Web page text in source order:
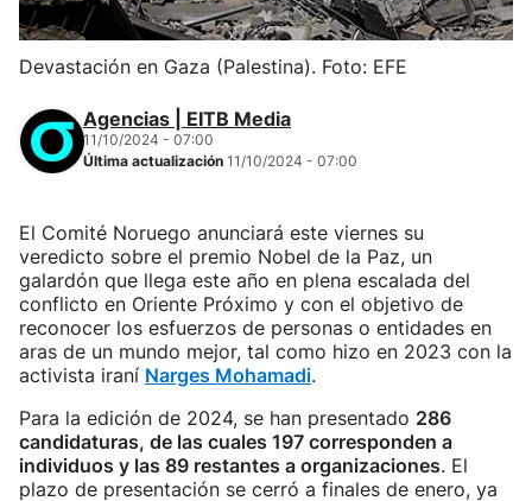
Devastación en Gaza (Palestina). Foto: EFE
Agencias | EITB Media
11/10/2024 - 07:00
Última actualización 11/10/2024 - 07:00
El Comité Noruego anunciará este viernes su
veredicto sobre el premio Nobel de la Paz, un
galardón que llega este año en plena escalada del
conflicto en Oriente Próximo y con el objetivo de
reconocer los esfuerzos de personas o entidades en
aras de un mundo mejor, tal como hizo en 2023 con la
activista iraní Narges Mohamadi.
Para la edición de 2024, se han presentado 286
candidaturas, de las cuales 197 corresponden a
individuos y las 89 restantes a organizaciones. El
plazo de presentación se cerró a finales de enero, ya